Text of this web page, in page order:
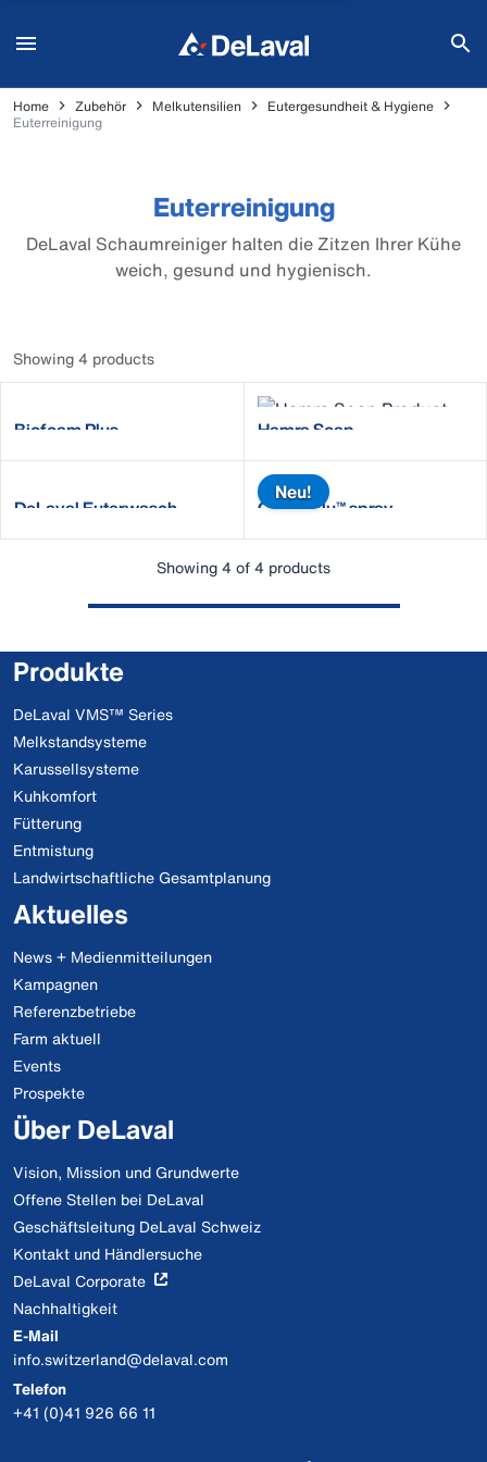
Home Zubehör Melkutensilien
Eutergesundheit & Hygiene
Euterreinigung
Euterreinigung
DeLaval Schaumreiniger halten die Zitzen Ihrer Kühe
weich, gesund und hygienisch.
Showing 4 products
Biofoam Plus Hamra Soap
DeLaval Euterwasch
Neu!
OceanBlu™ spray
Showing 4 of 4 products
Produkte
DeLaval VMS™ Series
Melkstandsysteme
Karussellsysteme
Kuhkomfort
Fütterung
Entmistung
Landwirtschaftliche Gesamtplanung
Aktuelles
News + Medienmitteilungen
Kampagnen
Referenzbetriebe
Farm aktuell
Events
Prospekte
Über DeLaval
Vision, Mission und Grundwerte
Offene Stellen bei DeLaval
Geschäftsleitung DeLaval Schweiz
Kontakt und Händlersuche
DeLaval Corporate
Nachhaltigkeit
E-Mail
info.switzerland@delaval.com
Telefon
+41 (0)41 926 66 11